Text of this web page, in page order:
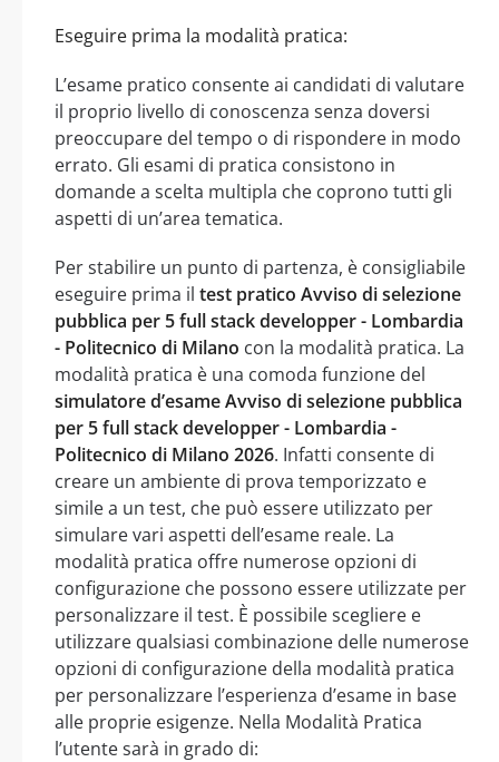
Eseguire prima la modalità pratica:
L’esame pratico consente ai candidati di valutare
il proprio livello di conoscenza senza doversi
preoccupare del tempo o di rispondere in modo
errato. Gli esami di pratica consistono in
domande a scelta multipla che coprono tutti gli
aspetti di un’area tematica.
Per stabilire un punto di partenza, è consigliabile
eseguire prima il test pratico Avviso di selezione
pubblica per 5 full stack developper - Lombardia
- Politecnico di Milano con la modalità pratica. La
modalità pratica è una comoda funzione del
simulatore d’esame Avviso di selezione pubblica
per 5 full stack developper - Lombardia -
Politecnico di Milano 2026. Infatti consente di
creare un ambiente di prova temporizzato e
simile a un test, che può essere utilizzato per
simulare vari aspetti dell’esame reale. La
modalità pratica offre numerose opzioni di
configurazione che possono essere utilizzate per
personalizzare il test. È possibile scegliere e
utilizzare qualsiasi combinazione delle numerose
opzioni di configurazione della modalità pratica
per personalizzare l’esperienza d’esame in base
alle proprie esigenze. Nella Modalità Pratica
l’utente sarà in grado di: